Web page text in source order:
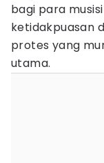
bagi para
ketidakpuasan
protes yang
utama.